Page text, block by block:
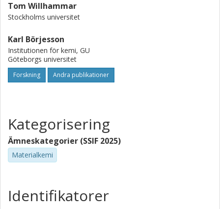
Tom Willhammar
Stockholms universitet
Karl Börjesson
Institutionen för kemi, GU
Göteborgs universitet
Forskning Andra publikationer
Kategorisering
Ämneskategorier (SSIF 2025)
Materialkemi
Identifikatorer